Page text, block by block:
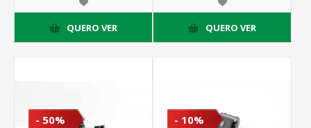
QUERO VER QUERO VER
- 50% - 10%